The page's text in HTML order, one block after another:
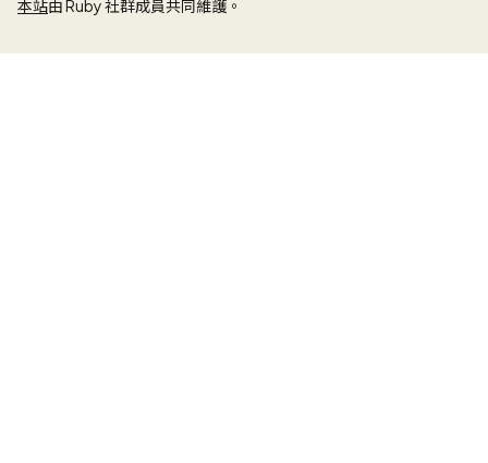
本站由 Ruby 社群成員共同維護。